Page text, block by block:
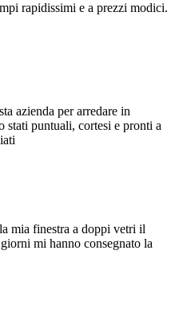
rapidissimi e a prezzi modici.
azienda per arredare in
stati puntuali, cortesi e pronti a
mia finestra a doppi vetri il
mi hanno consegnato la